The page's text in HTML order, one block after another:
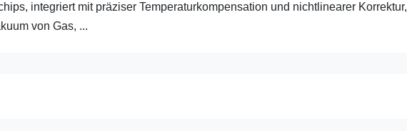
integriert mit präziser Temperaturkompensation und nichtlinearer Korrektur,
von Gas, ...